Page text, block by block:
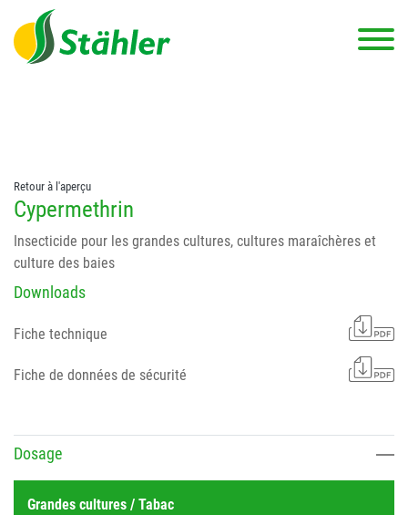
string(78) "Test 12 {FONT:12} // Dosierungen: test 123 dfasdf
asdfW134 245 34" string(62) "Test 12 {FONT:12} Dosierungen: test
123 dfasdf asdfW134 245 34"
Retour à l'aperçu
Cypermethrin
Insecticide pour les grandes cultures, cultures maraîchères et
culture des baies
Downloads
Fiche technique
Fiche de données de sécurité
Dosage
Grandes cultures / Tabac